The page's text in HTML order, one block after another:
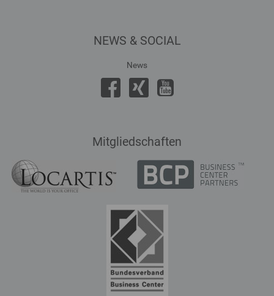
NEWS & SOCIAL
News
Mitgliedschaften